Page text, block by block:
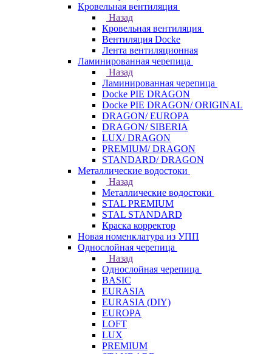
Кровельная вентиляция
Назад
Кровельная вентиляция
Вентиляция Docke
Лента вентиляционная
Ламинированная черепица
Назад
Ламинированная черепица
Docke PIE DRAGON
Docke PIE DRAGON/ ORIGINAL
DRAGON/ EUROPA
DRAGON/ SIBERIA
LUX/ DRAGON
PREMIUM/ DRAGON
STANDARD/ DRAGON
Металлические водостоки
Назад
Металлические водостоки
STAL PREMIUM
STAL STANDARD
Краска корректор
Новая номенклатура из УПП
Однослойная черепица
Назад
Однослойная черепица
BASIC
EURASIA
EURASIA (DIY)
EUROPA
LOFT
LUX
PREMIUM